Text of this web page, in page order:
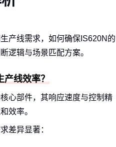
产线需求，如何确保IS620N的
逻辑与场景匹配方案。
产线效率？
心部件，其响应速度与控制精
效率。
差异显著：